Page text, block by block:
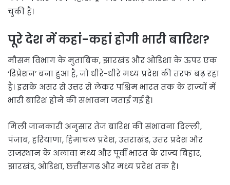
चुकी है।
पूरे देश में कहां-कहां होगी भारी बारिश?
मौसम विभाग के मुताबिक, झारखंड और ओडिशा के ऊपर एक
‘डिप्रेशन’ बना हुआ है, जो धीरे-धीरे मध्य प्रदेश की तरफ बढ़ रहा
है। इसके असर से उत्तर से लेकर पश्चिम भारत तक के राज्यों में
भारी बारिश होने की संभावना जताई गई है।
मिली जानकारी अनुसार तेज बारिश की संभावना दिल्ली,
पंजाब, हरियाणा, हिमाचल प्रदेश, उत्तराखंड, उत्तर प्रदेश और
राजस्थान के अलावा मध्य और पूर्वी भारत के राज्य बिहार,
झारखंड, ओडिशा, छत्तीसगढ़ और मध्य प्रदेश तक है।